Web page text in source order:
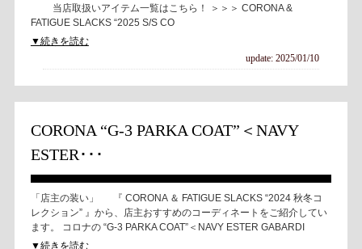
当店取扱いアイテム一覧はこちら！ ＞＞＞ CORONA &
FATIGUE SLACKS “2025 S/S CO
▼続きを読む
update: 2025/01/10
CORONA “G-3 PARKA COAT”＜NAVY
ESTER･･･
「店主の装い」 『 CORONA ＆ FATIGUE SLACKS “2024 秋冬コ
レクション” 』から、店主おすすめのコーディネートをご紹介してい
ます。 コロナの “G-3 PARKA COAT”＜NAVY ESTER GABARDI
▼続きを読む